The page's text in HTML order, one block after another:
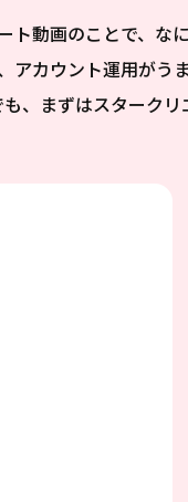
ト動画のことで、な
アカウント運用がう
、まずはスターク